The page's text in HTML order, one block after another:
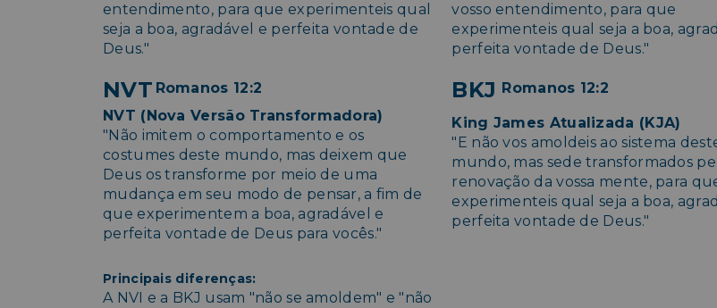
entendimento, para que experimenteis qual
seja a boa, agradável e perfeita vontade de
Deus."
vosso entendimento, para que
experimenteis qual seja a boa,
perfeita vontade de Deus."
NVT Romanos 12:2
NVT (Nova Versão Transformadora)
"Não imitem o comportamento e os
costumes deste mundo, mas deixem que
Deus os transforme por meio de uma
mudança em seu modo de pensar, a fim de
que experimentem a boa, agradável e
perfeita vontade de Deus para vocês."
BKJ Romanos 12:2
King James Atualizada (KJA)
"E não vos amoldeis ao sistema
mundo, mas sede transformados
renovação da vossa mente, para
experimenteis qual seja a boa,
perfeita vontade de Deus."
Principais diferenças:
A NVI e a BKJ usam "não se amoldem" e "não